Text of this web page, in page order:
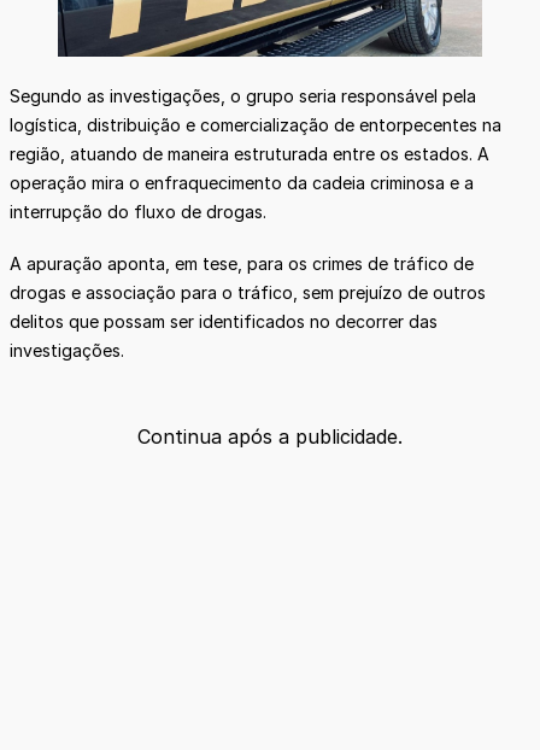
Segundo as investigações, o grupo seria responsável pela
logística, distribuição e comercialização de entorpecentes na
região, atuando de maneira estruturada entre os estados. A
operação mira o enfraquecimento da cadeia criminosa e a
interrupção do fluxo de drogas.
A apuração aponta, em tese, para os crimes de tráfico de
drogas e associação para o tráfico, sem prejuízo de outros
delitos que possam ser identificados no decorrer das
investigações.
Continua após a publicidade.